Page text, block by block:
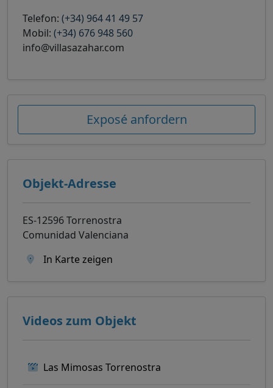
Telefon: (+34) 964 41 49 57
Mobil: (+34) 676 948 560
info@villasazahar.com
Exposé anfordern
Objekt-Adresse
ES-12596 Torrenostra
Comunidad Valenciana
In Karte zeigen
Videos zum Objekt
Las Mimosas Torrenostra